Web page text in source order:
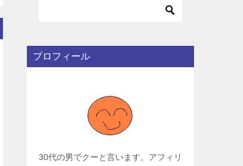
プロフィール
30代の男でクーと言います。アフィリ